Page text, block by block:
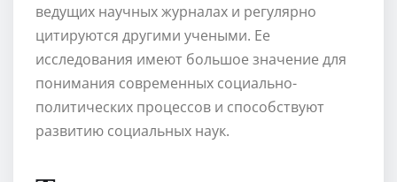
ведущих научных журналах и регулярно
цитируются другими учеными. Ее
исследования имеют большое значение для
понимания современных социально-
политических процессов и способствуют
развитию социальных наук.